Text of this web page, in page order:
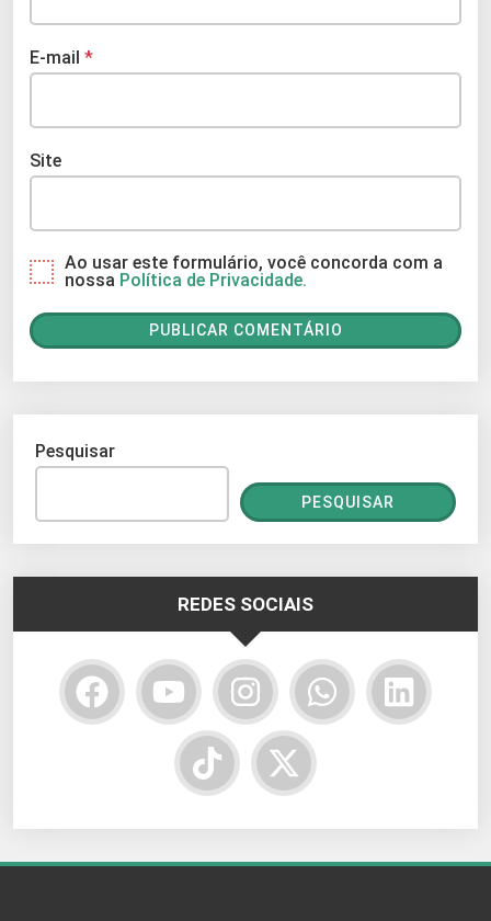
E-mail *
Site
Ao usar este formulário, você concorda com a
nossa Política de Privacidade.
Pesquisar
PESQUISAR
REDES SOCIAIS